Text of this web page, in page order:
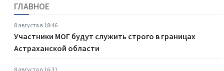
ГЛАВНОЕ
8 августа в 18:46
Участники МОГ будут служить строго в границах
Астраханской области
8 августа в 16:31